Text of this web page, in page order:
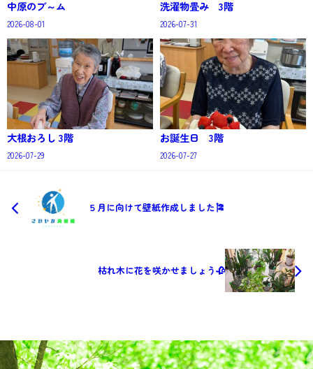
中原のブ～ム
2026-08-01
洗濯物畳み 3階
2026-07-31
大根おろし 3階
2026-07-29
お誕生日 3階
2026-07-27
５月に向けて壁紙作成しました🎏
枯れ木に花を咲かせましょう🥀